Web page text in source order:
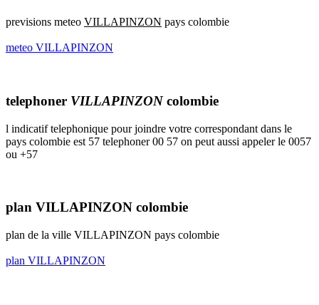
previsions meteo VILLAPINZON pays colombie
meteo VILLAPINZON
telephoner VILLAPINZONcolombie
l indicatif telephonique pour joindre votre correspondant dans le
pays colombie est 57 telephoner 00 57 on peut aussi appeler le 0057
ou +57
plan VILLAPINZON colombie
plan de la ville VILLAPINZON pays colombie
plan VILLAPINZON